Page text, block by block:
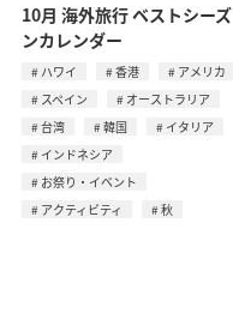
10月 海外旅行 ベストシーズ
ンカレンダー
ハワイ 香港
アメリカ
スペイン
オーストラリア
台湾
韓国
イタリア
インドネシア
お祭り・イベント
アクティビティ
秋